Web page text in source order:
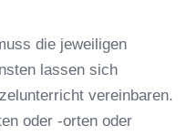
die jeweiligen
lassen sich
vereinbaren.
oder -orten oder